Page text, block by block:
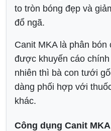
to tròn bóng đẹp và
đổ ngã.
Canit MKA là phân
được khuyến cáo
nhiên thì bà con tưới
dàng phối hợp với
khác.
Công dụng Canit